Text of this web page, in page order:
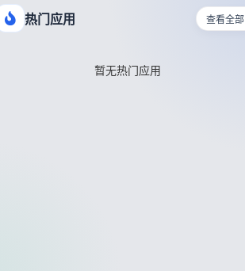
热门应用 查看全部
暂无热门应用